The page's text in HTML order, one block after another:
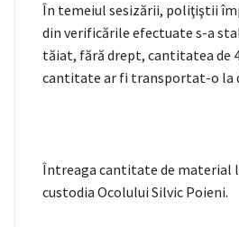
În temeiul sesizării, poliţiştii
din verificările efectuate s-a
tăiat, fără drept, cantitatea de
cantitate ar fi transportat-o la
Întreaga cantitate de material
custodia Ocolului Silvic Poieni.